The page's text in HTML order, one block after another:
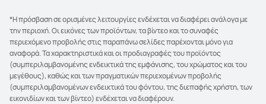
*Η πρόσβαση σε ορισμένες λειτουργίες ενδέχεται να διαφέρει ανάλογα με
την περιοχή. Οι εικόνες των προϊόντων, τα βίντεο και το συναφές
περιεχόμενο προβολής στις παραπάνω σελίδες παρέχονται μόνο για
αναφορά. Τα χαρακτηριστικά και οι προδιαγραφές του προϊόντος
(συμπεριλαμβανομένης ενδεικτικά της εμφάνισης, του χρώματος και του
μεγέθους), καθώς και των πραγματικών περιεχομένων προβολής
(συμπεριλαμβανομένων ενδεικτικά του φόντου, της διεπαφής χρήστη, των
εικονιδίων και των βίντεο) ενδέχεται να διαφέρουν.